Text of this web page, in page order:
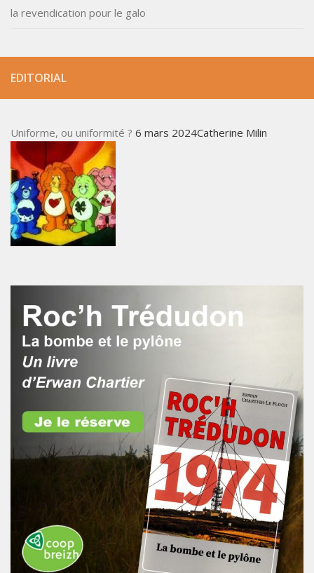
la revendication pour le galo
EDITORIAL
Uniforme, ou uniformité ? 6 mars 2024Catherine Milin